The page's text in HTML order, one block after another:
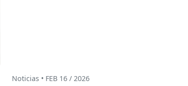
Noticias • FEB 16 / 2026